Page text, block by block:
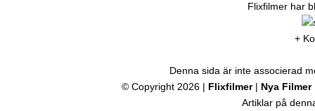
Flixfilmer har
+
Denna sida är inte associerad
© Copyright 2026 | Flixfilmer| Nya Filmer
Artiklar på